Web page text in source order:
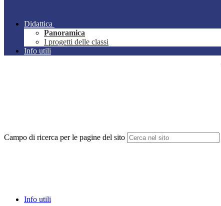
Didattica
Panoramica
I progetti delle classi
Info utili
Campo di ricerca per le pagine del sito
Info utili